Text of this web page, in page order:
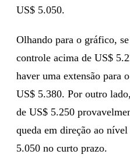
US$ 5.050.
Olhando para o gráfico,
controle acima de US$
haver uma extensão para
US$ 5.380. Por outro
de US$ 5.250
queda em direção ao
5.050 no curto prazo.